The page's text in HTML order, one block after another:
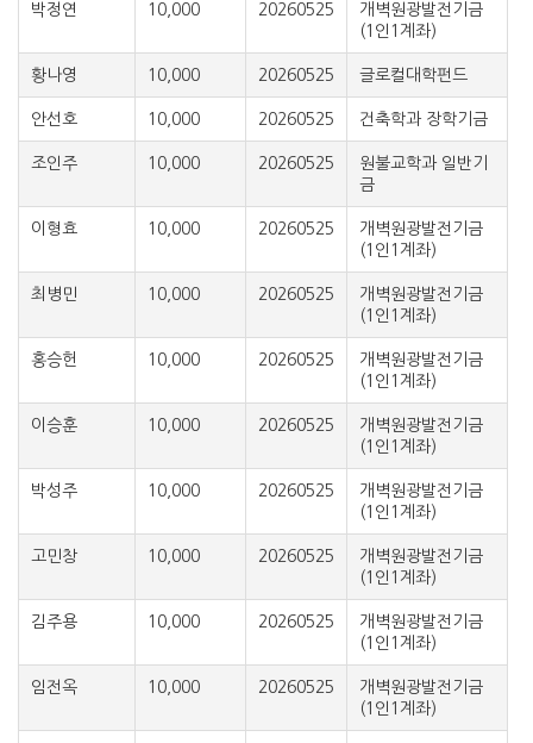
박정연 10,000 20260525
개벽원광발전기금
(1인1계좌)
황나영 10,000 20260525 글로컬대학펀드
안선호 10,000 20260525 건축학과 장학기금
조인주 10,000 20260525
원불교학과 일반기
금
이형효 10,000 20260525
개벽원광발전기금
(1인1계좌)
최병민 10,000 20260525
개벽원광발전기금
(1인1계좌)
홍승헌 10,000 20260525
개벽원광발전기금
(1인1계좌)
이승훈 10,000 20260525
개벽원광발전기금
(1인1계좌)
박성주 10,000 20260525
개벽원광발전기금
(1인1계좌)
고민창 10,000 20260525
개벽원광발전기금
(1인1계좌)
김주용 10,000 20260525
개벽원광발전기금
(1인1계좌)
임전옥 10,000 20260525
개벽원광발전기금
(1인1계좌)